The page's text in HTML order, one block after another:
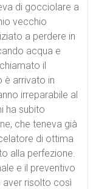
di gocciolare a
vecchio
a perdere in
acqua e
il
è arrivato in
irreparabile al
ha subito
che teneva già
di ottima
alla perfezione.
e il preventivo
aver risolto così